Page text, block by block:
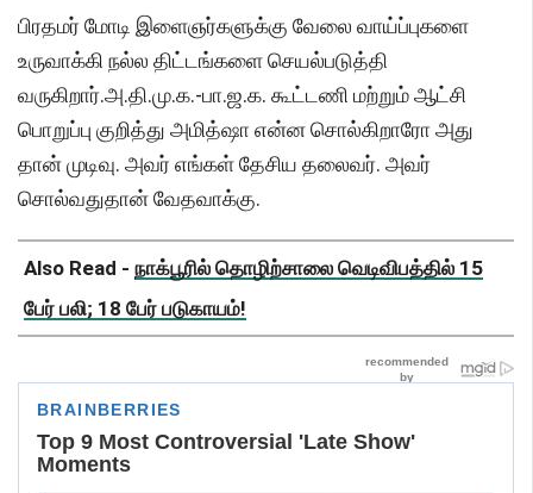
பிரதமர் மோடி இளைஞர்களுக்கு வேலை வாய்ப்புகளை
உருவாக்கி நல்ல திட்டங்களை செயல்படுத்தி
வருகிறார்.அ.தி.மு.க.-பா.ஜ.க. கூட்டணி மற்றும் ஆட்சி
பொறுப்பு குறித்து அமித்ஷா என்ன சொல்கிறாரோ அது
தான் முடிவு. அவர் எங்கள் தேசிய தலைவர். அவர்
சொல்வதுதான் வேதவாக்கு.
Also Read - நாக்பூரில் தொழிற்சாலை வெடிவிபத்தில் 15
பேர் பலி; 18 பேர் படுகாயம்!